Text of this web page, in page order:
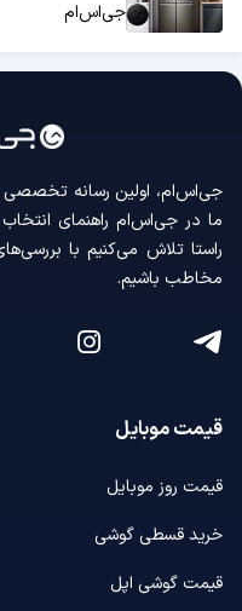
جی‌اس‌ام
جی‌اس‌ام، اولین رسانه‌
ما در جی‌اس‌ام راهنمای
راستا تلاش می‌کنیم با
مخاطب باشیم.
قیمت موبایل
قیمت روز موبایل
خرید قسطی گوشی
قیمت گوشی اپل